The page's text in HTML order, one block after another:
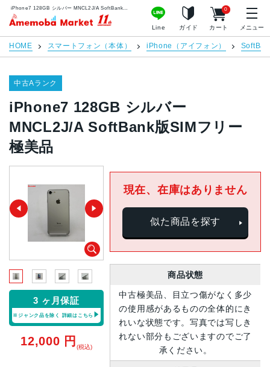
アメモバマーケット
Line ガイド カート
0
メニュー
HOME スマートフォン（本体） iPhone（アイフォン）
中古Aランク
iPhone7 128GB シルバー
MNCL2J/A SoftBank版SIMフリー
極美品
3 ヶ月保証
※ジャンク品を除く 詳細はこちら
12,000 円 (税込)
現在、在庫はありません
似た商品を探す
商品状態
中古極美品、目立つ傷がなく多少
の使用感があるものの全体的にき
れいな状態です。写真では写しき
れない部分もございますのでご了
承ください。